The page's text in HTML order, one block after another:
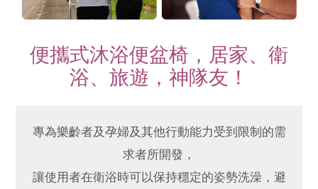
便攜式沐浴便盆椅，居家、衛
浴、旅遊，神隊友！
專為樂齡者及孕婦及其他行動能力受到限制的需
求者所開發，
讓使用者在衛浴時可以保持穩定的姿勢洗澡，避